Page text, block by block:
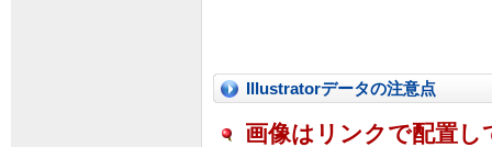
Illustratorデータの注意点
画像はリンクで配置し